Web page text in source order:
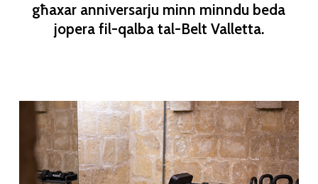
għaxar anniversarju minn minndu beda
jopera fil-qalba tal-Belt Valletta.